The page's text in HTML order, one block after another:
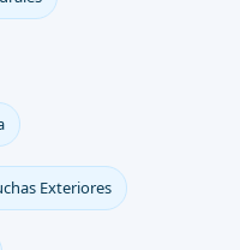
Exteriores